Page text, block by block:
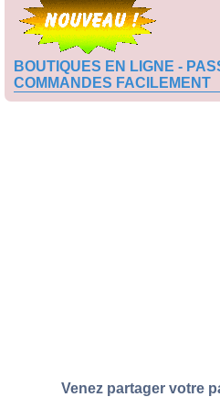
BOUTIQUES EN LIGNE -
COMMANDES FACILEMENT
Venez partager votre